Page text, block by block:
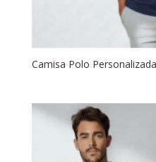
Camisa Polo